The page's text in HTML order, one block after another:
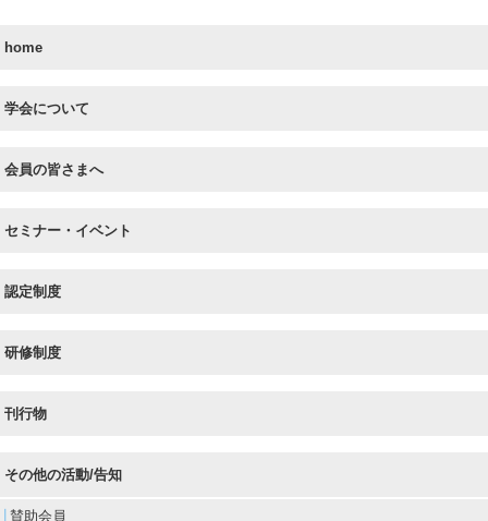
home
学会について
会員の皆さまへ
セミナー・イベント
認定制度
研修制度
刊行物
その他の活動/告知
賛助会員